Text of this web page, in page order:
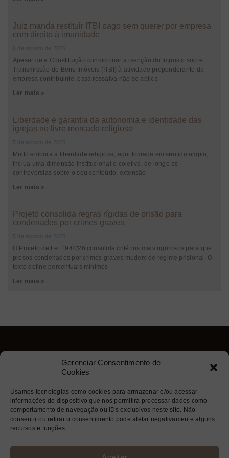
Gerenciar Consentimento de
Cookies
Usamos tecnologias como cookies para armazenar e/ou acessar
informações do dispositivo que nos permitirá processar dados como
comportamento de navegação ou IDs exclusivos neste site. Não
consentir ou retirar o consentimento pode afetar negativamente alguns
recursos e funções.
Juiz manda restituir ITBI pago sem querer por empresa
com direito à imunidade
Apesar de a Constituição condicionar a isenção do Imposto sobre
Transmissão de Bens Imóveis (ITBI) à atividade preponderante da
empresa contribuinte, essa ressalva não se aplica
Ler mais »
Liberdade e garantia da autonomia e identidade das
igrejas no livre mercado religioso
Muito embora a liberdade religiosa, aqui tomada em sentido amplo,
inclua uma dimensão institucional e coletiva, de longe as
controvérsias sobre o seu conteúdo, extensão
Ler mais »
Projeto consolida regras rígidas de prisão para
condenados por crimes graves
O Projeto de Lei 1944/26 consolida critérios mais rigorosos para que
presos condenados por crimes graves mudem de regime prisional. O
texto define percentuais mínimos
Ler mais »
© 2026 Aragão Tomaz Advogados - Todos os Direitos Reservados.